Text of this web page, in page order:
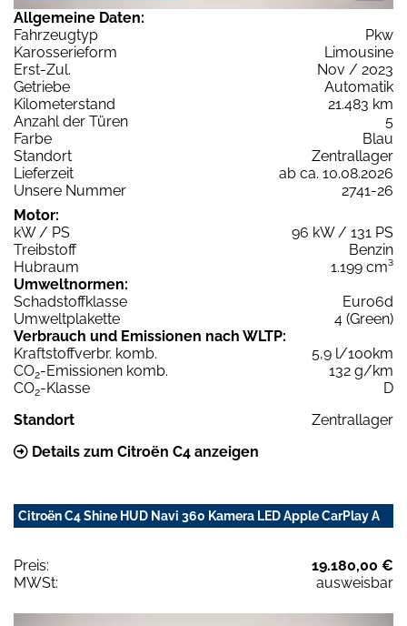
Allgemeine Daten:
Fahrzeugtyp
Pkw
Karosserieform
Limousine
Erst-Zul.
Nov / 2023
Getriebe
Automatik
Kilometerstand
21.483 km
Anzahl der Türen
5
Farbe
Blau
Standort
Zentrallager
Lieferzeit
ab ca. 10.08.2026
Unsere Nummer
2741-26
Motor:
kW / PS
96 kW / 131 PS
Treibstoff
Benzin
Hubraum
1.199 cm³
Umweltnormen:
Schadstoffklasse
Euro6d
Umweltplakette
4 (Green)
Verbrauch und Emissionen nach WLTP:
Kraftstoffverbr. komb.
5,9 l/100km
CO2-Emissionen komb.
132 g/km
CO2-Klasse
D
Standort
Zentrallager
Details zum Citroën C4 anzeigen
Citroën C4 Shine HUD Navi 360 Kamera LED Apple CarPlay A
Preis:
19.180,00 €
MWSt:
ausweisbar